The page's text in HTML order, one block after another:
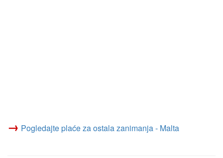
→ Pogledajte plaće za ostala zanimanja - Malta